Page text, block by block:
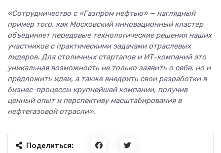
«Сотрудничество с «Газпром нефтью» — наглядный
пример того, как Московский инновационный кластер
объединяет передовые технологические решения наших
участников с практическими задачами отраслевых
лидеров. Для столичных стартапов и ИТ-компаний это
уникальная возможность не только заявить о себе, но и
предложить идеи, а также внедрить свои разработки в
бизнес-процессы крупнейшей компании, получив
ценный опыт и перспективу масштабирования в
нефтегазовой отрасли».
Поделиться: